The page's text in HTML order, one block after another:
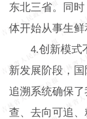
东北三省。同
体开始从事生鲜
4.创新模式
新发展阶段，
追溯系统确保
查、去向可追